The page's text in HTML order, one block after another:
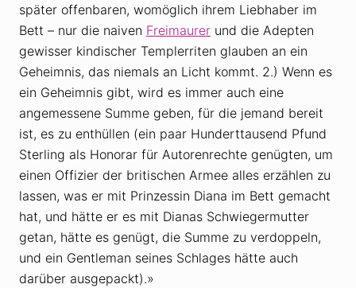
später offenbaren, womöglich ihrem Liebhaber im
Bett – nur die naiven Freimaurer und die Adepten
gewisser kindischer Templerriten glauben an ein
Geheimnis, das niemals an Licht kommt. 2.) Wenn es
ein Geheimnis gibt, wird es immer auch eine
angemessene Summe geben, für die jemand bereit
ist, es zu enthüllen (ein paar Hunderttausend Pfund
Sterling als Honorar für Autorenrechte genügten, um
einen Offizier der britischen Armee alles erzählen zu
lassen, was er mit Prinzessin Diana im Bett gemacht
hat, und hätte er es mit Dianas Schwiegermutter
getan, hätte es genügt, die Summe zu verdoppeln,
und ein Gentleman seines Schlages hätte auch
darüber ausgepackt).»